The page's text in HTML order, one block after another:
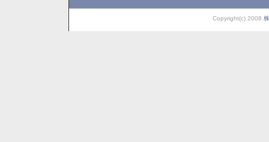
Copyright(c) 2008